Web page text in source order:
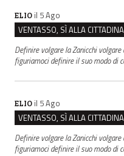
ELIO il 5 Ago
Definire volgare la Zanicchi
figuriamoci definire il suo modo di
ELIO il 5 Ago
Definire volgare la Zanicchi
figuriamoci definire il suo modo di